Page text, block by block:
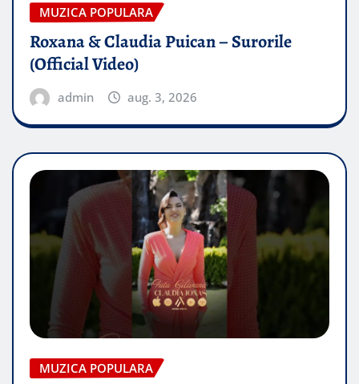
MUZICA POPULARA
Roxana & Claudia Puican – Surorile
(Official Video)
admin aug. 3, 2026
MUZICA POPULARA